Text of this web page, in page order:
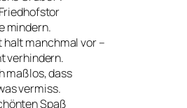
mindern.
manchmal vor –
verhindern.
maßlos, dass
vermiss.
Spaß